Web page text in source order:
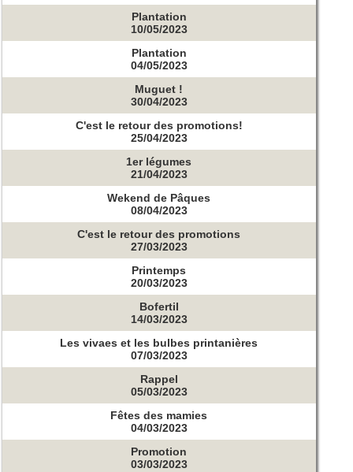
Plantation
10/05/2023
Plantation
04/05/2023
Muguet !
30/04/2023
C'est le retour des promotions!
25/04/2023
1er légumes
21/04/2023
Wekend de Pâques
08/04/2023
C'est le retour des promotions
27/03/2023
Printemps
20/03/2023
Bofertil
14/03/2023
Les vivaes et les bulbes printanières
07/03/2023
Rappel
05/03/2023
Fêtes des mamies
04/03/2023
Promotion
03/03/2023